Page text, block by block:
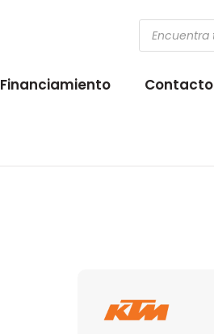
Products
search
Financiamiento Contacto